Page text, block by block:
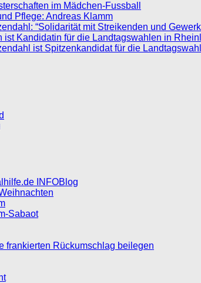
im Mädchen-Fussball
Pflege: Andreas Klamm
“Solidarität mit Streikenden und
ist Kandidatin für die Landtagswahlen in
ist Spitzenkandidat für die
INFOBlog
Sabaot
frankierten Rückumschlag beilegen